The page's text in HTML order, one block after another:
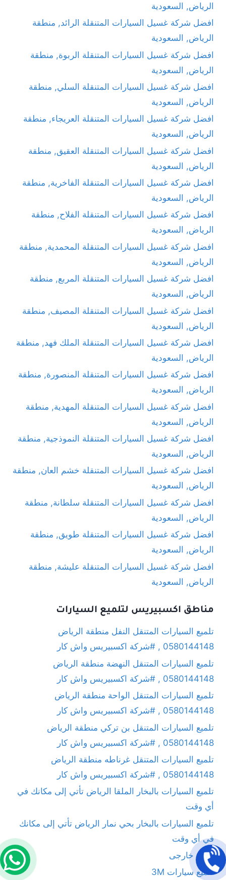
الرياض, السعودية
افضل شركة غسيل السيارات المتنقلة الرائد, منطقة
الرياض, السعودية
افضل شركة غسيل السيارات المتنقلة الربوة, منطقة
الرياض, السعودية
افضل شركة غسيل السيارات المتنقلة السلي, منطقة
الرياض, السعودية
افضل شركة غسيل السيارات المتنقلة العريجاء, منطقة
الرياض, السعودية
افضل شركة غسيل السيارات المتنقلة العقيق, منطقة
الرياض, السعودية
افضل شركة غسيل السيارات المتنقلة الفاخرية, منطقة
الرياض, السعودية
افضل شركة غسيل السيارات المتنقلة الفلاح, منطقة
الرياض, السعودية
افضل شركة غسيل السيارات المتنقلة المحمدية, منطقة
الرياض, السعودية
افضل شركة غسيل السيارات المتنقلة المربع, منطقة
الرياض, السعودية
افضل شركة غسيل السيارات المتنقلة المصيف, منطقة
الرياض, السعودية
افضل شركة غسيل السيارات المتنقلة الملك فهد, منطقة
الرياض, السعودية
افضل شركة غسيل السيارات المتنقلة المنصورة, منطقة
الرياض, السعودية
افضل شركة غسيل السيارات المتنقلة المهدية, منطقة
الرياض, السعودية
افضل شركة غسيل السيارات المتنقلة النموذجية, منطقة
الرياض, السعودية
افضل شركة غسيل السيارات المتنقلة خشم العان, منطقة
الرياض, السعودية
افضل شركة غسيل السيارات المتنقلة سلطانة, منطقة
الرياض, السعودية
افضل شركة غسيل السيارات المتنقلة طويق, منطقة
الرياض, السعودية
افضل شركة غسيل السيارات المتنقلة عليشة, منطقة
الرياض, السعودية
مناطق اكسبيريس لتلميع السيارات
تلميع السيارات المتنقل النفل منطقة الرياض
0580144148 , #شركة اكسبيريس واش كار
تلميع السيارات المتنقل النهضة منطقة الرياض
0580144148 , #شركة اكسبيريس واش كار
تلميع السيارات المتنقل الواحة منطقة الرياض
0580144148 , #شركة اكسبيريس واش كار
تلميع السيارات المتنقل بن تركي منطقة الرياض
0580144148 , #شركة اكسبيريس واش كار
تلميع السيارات المتنقل غرناطه منطقة الرياض
0580144148 , #شركة اكسبيريس واش كار
تلميع السيارات بالبخار الملقا الرياض تأتي إلى مكانك في
أي وقت
تلميع السيارات بالبخار بحي نمار الرياض تأتي إلى مكانك
في أي وقت
تلميع خارجى
تلميع سيارات 3M